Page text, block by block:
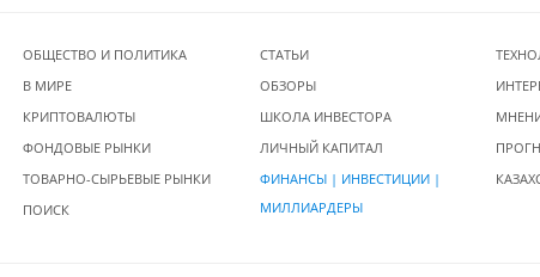
ОБЩЕСТВО И ПОЛИТИКА
В МИРЕ
КРИПТОВАЛЮТЫ
ФОНДОВЫЕ РЫНКИ
ТОВАРНО-СЫРЬЕВЫЕ РЫНКИ
ПОИСК
СТАТЬИ
ОБЗОРЫ
ШКОЛА ИНВЕСТОРА
ЛИЧНЫЙ КАПИТАЛ
ФИНАНСЫ | ИНВЕСТИЦИИ |
МИЛЛИАРДЕРЫ